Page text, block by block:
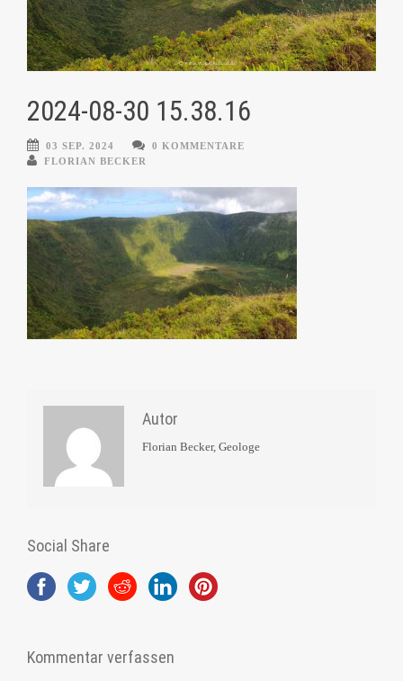
2024-08-30 15.38.16
03 SEP. 2024
0 KOMMENTARE
FLORIAN BECKER
Autor
Florian Becker, Geologe
Social Share
Kommentar verfassen